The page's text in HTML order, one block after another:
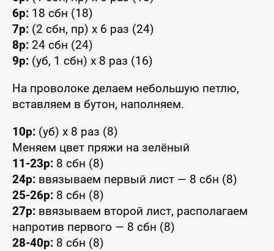
6р: 18 сбн (18)
7р: (2 сбн, пр) x 6 раз (24)
8р: 24 сбн (24)
9р: (уб, 1 сбн) x 8 раз (16)
На проволоке делаем небольшую петлю,
вставляем в бутон, наполняем.
10р: (уб) x 8 раз (8)
Меняем цвет пряжи на зелёный
11-23р: 8 сбн (8)
24р: ввязываем первый лист — 8 сбн (8)
25-26р: 8 сбн (8)
27р: ввязываем второй лист, располагаем
напротив первого — 8 сбн (8)
28-40р: 8 сбн (8)